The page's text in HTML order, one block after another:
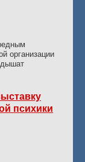
организации
дышат
психики